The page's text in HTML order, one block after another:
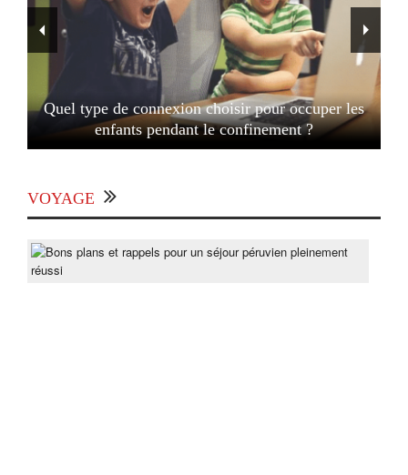
Quel type de connexion choisir pour occuper les
enfants pendant le confinement ?
VOYAGE